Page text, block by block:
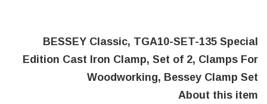
BESSEY Classic, TGA10-SET-135 Special
Edition Cast Iron Clamp, Set of 2, Clamps For
Woodworking, Bessey Clamp Set
About this item